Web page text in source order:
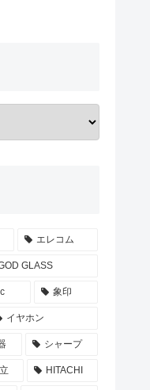
エレコム
GLASS
象印
イヤホン
シャープ
HITACHI